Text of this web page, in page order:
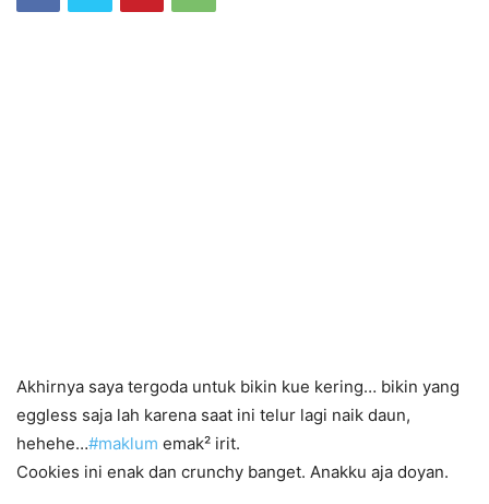
Akhirnya saya tergoda untuk bikin kue kering… bikin yang
eggless saja lah karena saat ini telur lagi naik daun,
hehehe…#maklum emak² irit.
Cookies ini enak dan crunchy banget. Anakku aja doyan.